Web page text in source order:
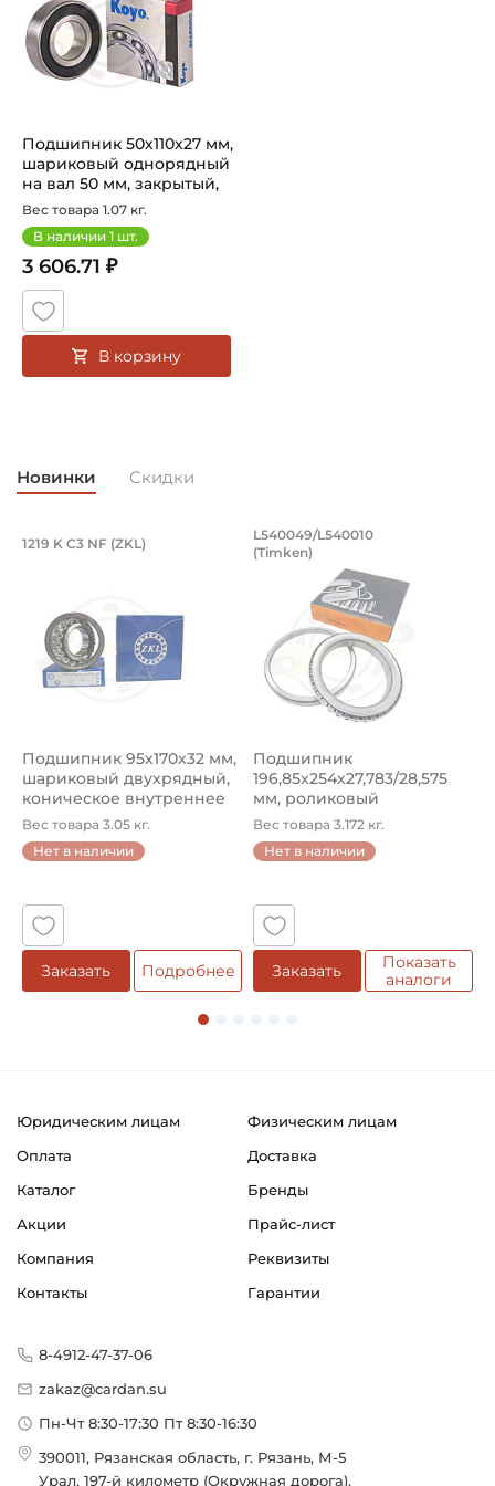
Подшипник 50х110х27 мм,
шариковый однорядный
на вал 50 мм, закрытый,
ув...
Вес товара 1.07 кг.
В наличии 1 шт.
3 606.71 ₽
В корзину
Новинки Скидки
Подшипник 95х170х32 мм, шариковый
Подшипник 95х170х32 мм, шариковый двухрядный,
1219 K C3 NF (ZKL)
Подшипник 95х170х32 мм,
шариковый двухрядный,
коническое внутреннее
кол...
Вес товара 3.05 кг.
Нет в наличии
Заказать Подробнее
Подшипник
Подшипник
L540049/L540010
(Timken)
Подшипник
196,85х254х27,783/28,575
мм, роликовый
однорядный конический
...
Вес товара 3.172 кг.
Нет в наличии
Заказать
Показать
аналоги
Юридическим лицам
Физическим лицам
Оплата
Доставка
Каталог
Бренды
Акции
Прайс-лист
Компания
Реквизиты
Контакты
Гарантии
8-4912-47-37-06
zakaz@cardan.su
Пн-Чт 8:30-17:30 Пт 8:30-16:30
390011, Рязанская область, г. Рязань, М-5
Урал, 197-й километр (Окружная дорога),